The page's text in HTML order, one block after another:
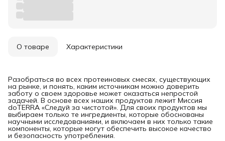
О товаре Характеристики
Разобраться во всех протеиновых смесях, существующих
на рынке, и понять, каким источникам можно доверить
заботу о своем здоровье может оказаться непростой
задачей. В основе всех наших продуктов лежит Миссия
doTERRA «Следуй за чистотой». Для своих продуктов мы
выбираем только те ингредиенты, которые обоснованы
научными исследованиями, и включаем в них только такие
компоненты, которые могут обеспечить высокое качество
и безопасность употребления.